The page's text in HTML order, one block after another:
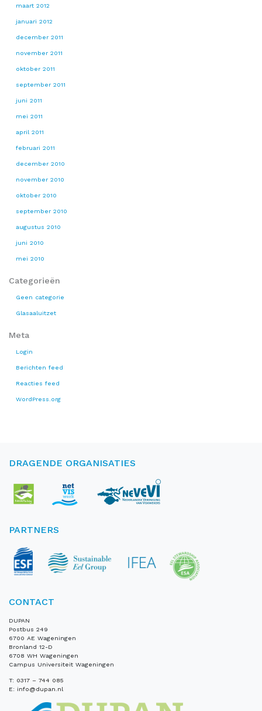
maart 2012
januari 2012
december 2011
november 2011
oktober 2011
september 2011
juni 2011
mei 2011
april 2011
februari 2011
december 2010
november 2010
oktober 2010
september 2010
augustus 2010
juni 2010
mei 2010
Categorieën
Geen categorie
Glasaaluitzet
Meta
Login
Berichten feed
Reacties feed
WordPress.org
DRAGENDE ORGANISATIES
PARTNERS
CONTACT
DUPAN
Postbus 249
6700 AE Wageningen
Bronland 12-D
6708 WH Wageningen
Campus Universiteit Wageningen
T: 0317 – 744 085
E: info@dupan.nl